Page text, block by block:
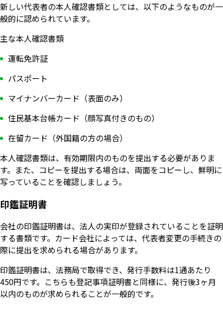
新しい代表者の本人確認書類としては、以下のようなものが一
般的に認められています。
主な本人確認書類
運転免許証
パスポート
マイナンバーカード（表面のみ）
住民基本台帳カード（顔写真付きのもの）
在留カード（外国籍の方の場合）
本人確認書類は、有効期限内のものを提出する必要がありま
す。また、コピーを提出する場合は、両面をコピーし、鮮明に
写っていることを確認しましょう。
印鑑証明書
会社の印鑑証明書は、法人の実印が登録されていることを証明
する書類です。カード会社によっては、代表者変更の手続きの
際に提出を求められる場合があります。
印鑑証明書は、法務局で取得でき、発行手数料は1通あたり
450円です。こちらも登記事項証明書と同様に、発行後3ヶ月
以内のものが求められることが一般的です。